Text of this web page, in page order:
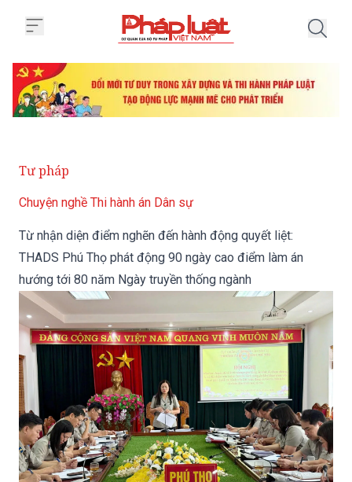
Tư pháp
Chuyện nghề Thi hành án Dân sự
Từ nhận diện điểm nghẽn đến hành động quyết liệt:
THADS Phú Thọ phát động 90 ngày cao điểm làm án
hướng tới 80 năm Ngày truyền thống ngành